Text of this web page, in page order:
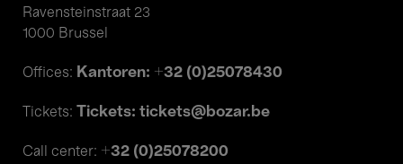
Ravensteinstraat 23
1000 Brussel
Offices: Kantoren: +32 (0)25078430
Tickets: Tickets: tickets@bozar.be
Call center: +32 (0)25078200